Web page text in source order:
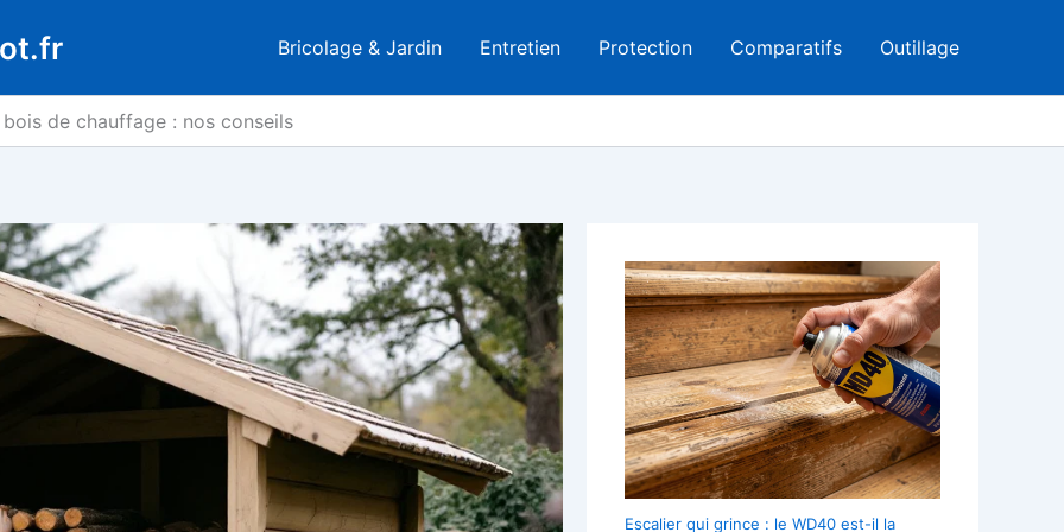
Bricolage & Jardin Entretien Protection Comparatifs Outillage
de chauffage : nos conseils
Escalier qui grince : le WD40 est-il la